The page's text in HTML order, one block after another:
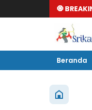
🧿 Hari
Beranda